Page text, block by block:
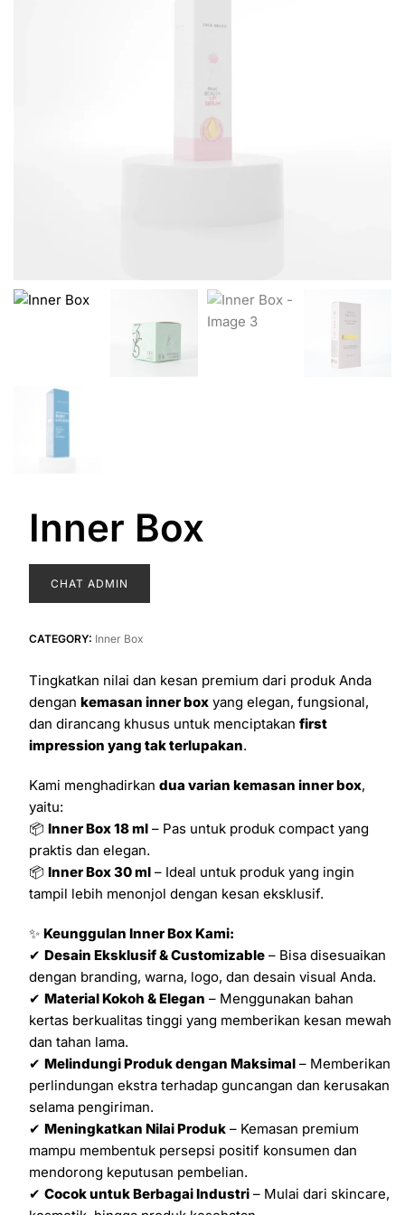
Inner Box
CHAT ADMIN
CATEGORY: Inner Box
Tingkatkan nilai dan kesan premium dari produk Anda
dengan kemasan inner boxyang elegan, fungsional,
dan dirancang khusus untuk menciptakan first
impression yang tak terlupakan.
Kami menghadirkan dua varian kemasan inner box,
yaitu:
📦 Inner Box 18 ml– Pas untuk produk compact yang
praktis dan elegan.
📦 Inner Box 30 ml– Ideal untuk produk yang ingin
tampil lebih menonjol dengan kesan eksklusif.
✨ Keunggulan Inner Box Kami:
✔ Desain Eksklusif & Customizable– Bisa disesuaikan
dengan branding, warna, logo, dan desain visual Anda.
✔ Material Kokoh & Elegan – Menggunakan bahan
kertas berkualitas tinggi yang memberikan kesan mewah
dan tahan lama.
✔ Melindungi Produk dengan Maksimal– Memberikan
perlindungan ekstra terhadap guncangan dan kerusakan
selama pengiriman.
✔ Meningkatkan Nilai Produk– Kemasan premium
mampu membentuk persepsi positif konsumen dan
mendorong keputusan pembelian.
✔ Cocok untuk Berbagai Industri– Mulai dari skincare,